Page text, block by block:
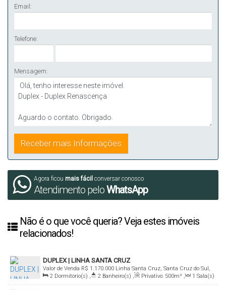
Email:
Telefone:
Mensagem:
Agora ficou mais fácil conversar conosco
Atendimento peloWhatsApp
Não é o que você queria? Veja estes imóveis
relacionados!
DUPLEX | LINHA SANTA CRUZ
R$ 1.170.000
Valor de Venda
Linha Santa Cruz, Santa Cruz do Sul,
Rio Grande do Sul, Brasil
2 Dormitório(s) , 2 Banheiro(s) , Privativo: 500m² , 1 Sala(s)
,
1 Vaga(s) , Terreno: 390m² , Comprimento: 33m ,
Frente: